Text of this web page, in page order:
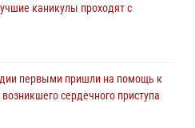
первыми пришли на помощь к
сердечного приступа
ведомственная акция
каникулы проходят с
первыми пришли на помощь к
сердечного приступа